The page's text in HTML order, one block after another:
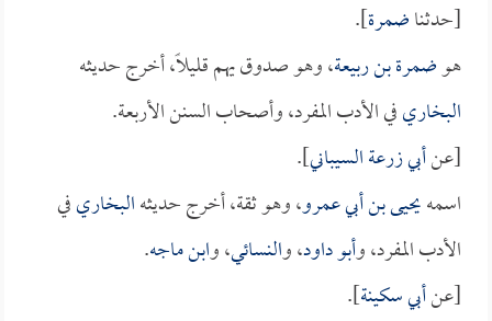
[حدثناضمرة].
هوضمرة بن ربيعة، وهو صدوق يهم قليلاً، أخرج حديثه
البخاريفي الأدب المفرد، وأصحاب السنن الأربعة.
[عنأبي زرعة السيباني].
اسمهيحيى بن أبي عمرو، وهو ثقة، أخرج حديثهالبخاريفي
الأدب المفرد، وأبو داود، والنسائي، وابن ماجه.
[عنأبي سكينة].